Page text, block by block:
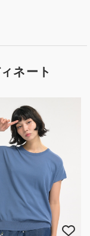
ネート